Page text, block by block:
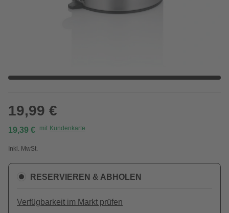
19,99 €
19,39 € mit Kundenkarte
Inkl. MwSt.
RESERVIEREN & ABHOLEN
Verfügbarkeit im Markt prüfen